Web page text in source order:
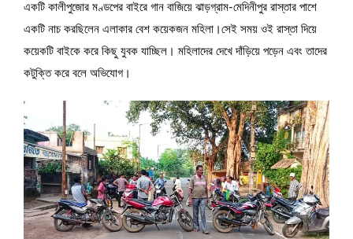
একটি কালীপুজোর মণ্ডপের বাইরে গান বাজিয়ে ঝাড়গ্রাম-মেদিনীপুর রাস্তার পাশে
একটি নাচ করছিলেন এলাকার বেশ কয়েকজন মহিলা।সেই সময় ওই রাস্তা দিয়ে
কয়েকটি বাইকে করে কিছু যুবক যাচ্ছিল। মহিলাদের দেখে দাঁড়িয়ে পড়েন এবং তাদের
কটুক্তি করে বলে অভিযোগ।